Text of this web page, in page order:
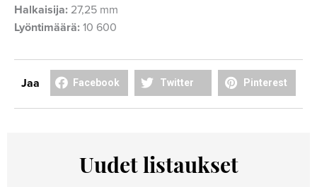
Halkaisija: 27,25 mm
Lyöntimäärä: 10 600
Jaa Share
Facebook Twitter
Share
on
Pinterest
Uudet listaukset